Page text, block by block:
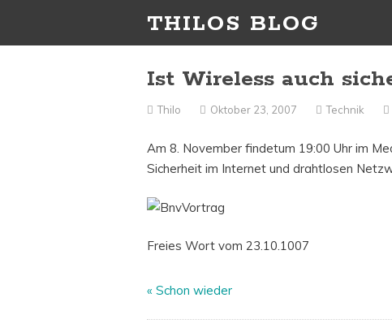
THILOS BLOG
Ist Wireless auch
Thilo Oktober 23, 2007 Technik
Am 8. November findetum 19:00 Uhr im
Sicherheit im Internet und drahtlosen
Freies Wort vom 23.10.1007
«Schon wieder